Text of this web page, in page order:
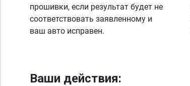
прошивки, если результат будет не
соответствовать заявленному и
ваш авто исправен.
Ваши действия: